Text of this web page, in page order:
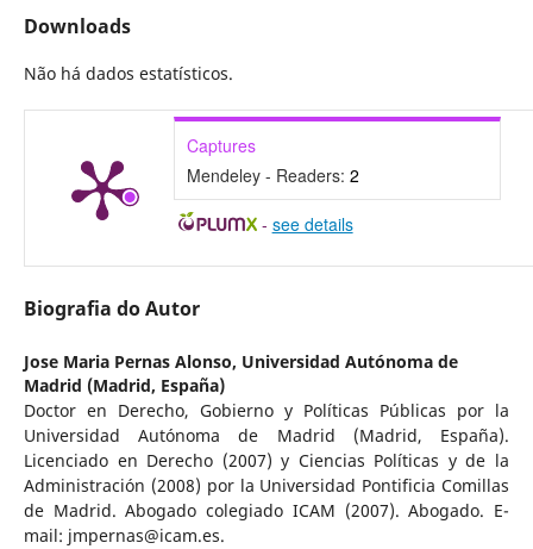
Downloads
Não há dados estatísticos.
Captures
Mendeley - Readers: 2
- see details
Biografia do Autor
Jose Maria Pernas Alonso, Universidad Autónoma de
Madrid (Madrid, España)
Doctor en Derecho, Gobierno y Políticas Públicas por la
Universidad Autónoma de Madrid (Madrid, España).
Licenciado en Derecho (2007) y Ciencias Políticas y de la
Administración (2008) por la Universidad Pontificia Comillas
de Madrid. Abogado colegiado ICAM (2007). Abogado. E-
mail: jmpernas@icam.es.